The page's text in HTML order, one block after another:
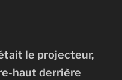
le projecteur,
haut derrière